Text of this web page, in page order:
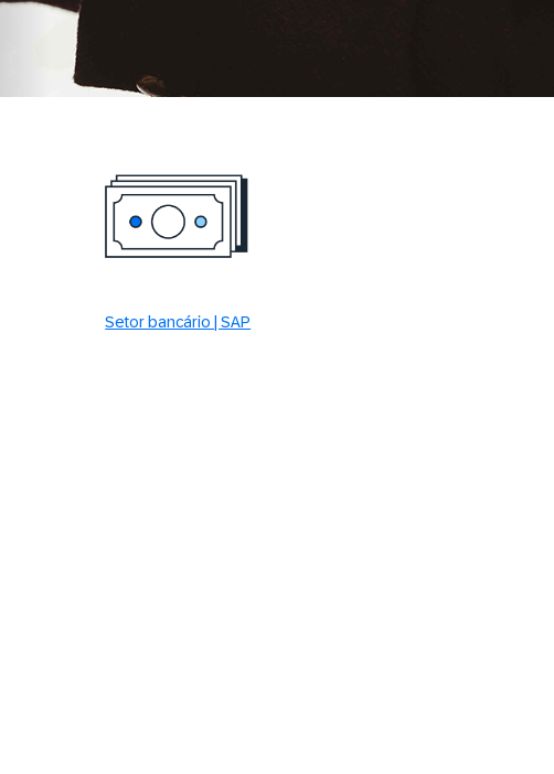
Setor bancário | SAP